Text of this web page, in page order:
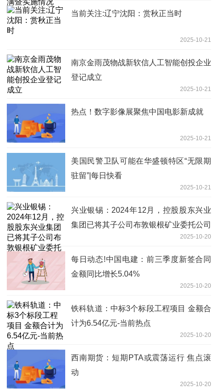
当前关注:辽宁沈阳：赏秋正当时
2025-10-21
南京金雨茂物战新软信人工智能创投企业
登记成立
2025-10-21
热点！数字影像展聚焦中国电影新成就
2025-10-21
美国民警卫队可能在华盛顿特区“无限期
驻留”|每日快看
2025-10-21
兴业银锡：2024年12月，控股股东兴业
集团已将其子公司布敦银根矿业委托公司
2025-10-20
每日动态!中国电建：前三季度新签合同
金额同比增长5.04%
2025-10-20
铁科轨道：中标3个标段工程项目 金额合
计为6.54亿元-当前热点
2025-10-20
西南期货：短期PTA或震荡运行 焦点滚
动
2025-10-20